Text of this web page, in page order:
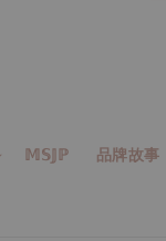
𝕄𝕊𝕁ℙ 品牌故事